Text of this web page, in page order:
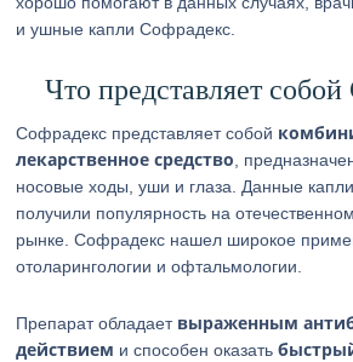
и ушные капли Софрадекс.
Что представляет
Софрадекс представляет собой
лекарственное средство ,
носовые ходы, уши и глаза. Данные
получили популярность на
рынке. Софрадекс нашел широкое
отоларингологии и офтальмологии.
Препарат обладает выраженным
действием и способен оказать